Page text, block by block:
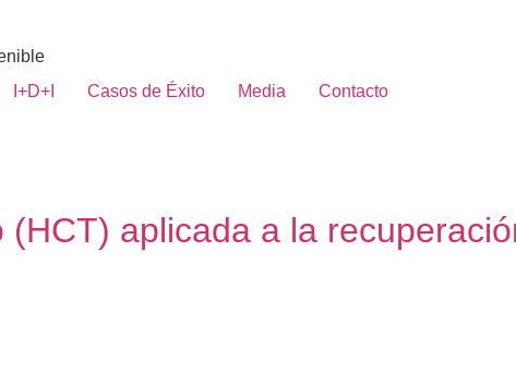
I+D+I Casos de Éxito Media Contacto
aplicada a la